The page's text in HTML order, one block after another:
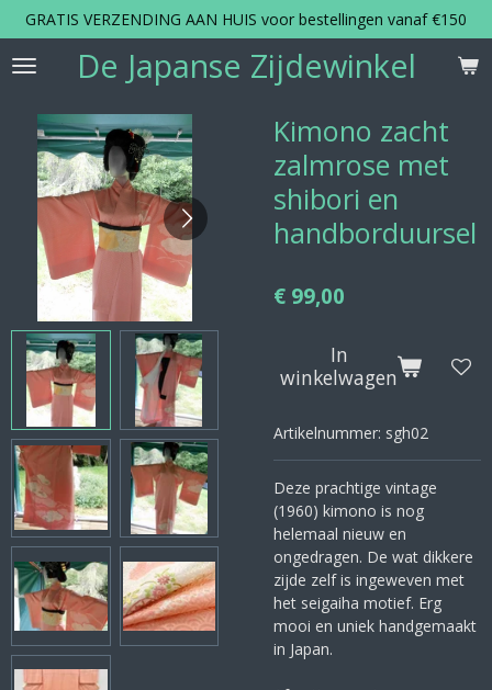
Ga
direct
naar
hoofdinhoud
De Japanse Zijdewinkel
GRATIS VERZENDING AAN HUIS voor bestellingen vanaf €150
Kimono zacht
zalmrose met
shibori en
handborduursel
€ 99,00
In
winkelwagen
Artikelnummer: sgh02
Deze prachtige vintage
(1960) kimono is nog
helemaal nieuw en
ongedragen. De wat dikkere
zijde zelf is ingeweven met
het seigaiha motief. Erg
mooi en uniek handgemaakt
in Japan.